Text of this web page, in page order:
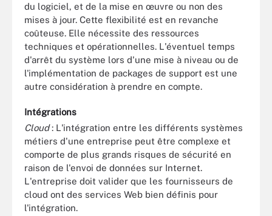
du logiciel, et de la mise en œuvre ou non des
mises à jour. Cette flexibilité est en revanche
coûteuse. Elle nécessite des ressources
techniques et opérationnelles. L'éventuel temps
d'arrêt du système lors d'une mise à niveau ou de
l'implémentation de packages de support est une
autre considération à prendre en compte.
Intégrations
Cloud: L'intégration entre les différents systèmes
métiers d'une entreprise peut être complexe et
comporte de plus grands risques de sécurité en
raison de l'envoi de données sur Internet.
L'entreprise doit valider que les fournisseurs de
cloud ont des services Web bien définis pour
l'intégration.